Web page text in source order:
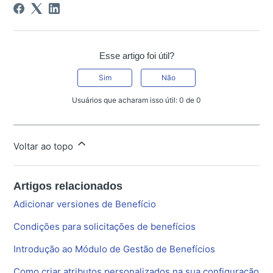
Esse artigo foi útil?
Sim Não
Usuários que acharam isso útil: 0 de 0
Voltar ao topo
Artigos relacionados
Adicionar versiones de Benefício
Condições para solicitações de benefícios
Introdução ao Módulo de Gestão de Benefícios